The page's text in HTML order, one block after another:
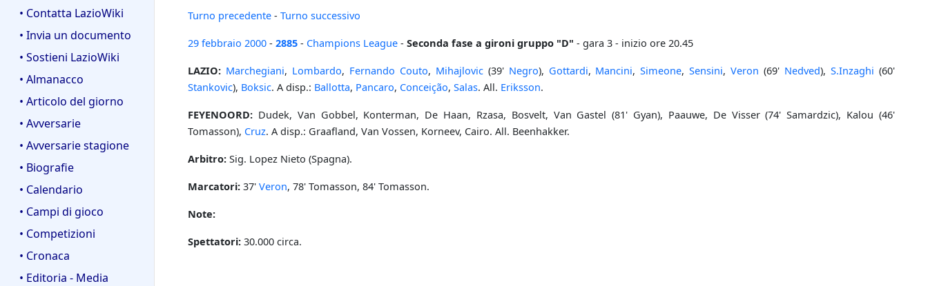
• Contatta LazioWiki
• Invia un documento
• Sostieni LazioWiki
• Almanacco
• Articolo del giorno
• Avversarie
• Avversarie stagione
• Biografie
• Calendario
• Campi di gioco
• Competizioni
• Cronaca
• Editoria - Media
Turno precedente - Turno successivo
29 febbraio 2000 - 2885 - Champions League - Seconda fase a gironi gruppo "D" - gara 3 - inizio ore 20.45
LAZIO: Marchegiani, Lombardo, Fernando Couto, Mihajlovic(39' Negro), Gottardi, Mancini,Simeone,Sensini,Veron (69' Nedved),S.Inzaghi (60'
Stankovic), Boksic. A disp.: Ballotta, Pancaro, Conceição, Salas. All. Eriksson.
FEYENOORD: Dudek, Van Gobbel, Konterman, De Haan, Rzasa, Bosvelt, Van Gastel (81' Gyan), Paauwe, De Visser (74' Samardzic), Kalou (46'
Tomasson), Cruz. A disp.: Graafland, Van Vossen, Korneev, Cairo. All. Beenhakker.
Arbitro: Sig. Lopez Nieto (Spagna).
Marcatori: 37' Veron, 78' Tomasson, 84' Tomasson.
Note:
Spettatori: 30.000 circa.